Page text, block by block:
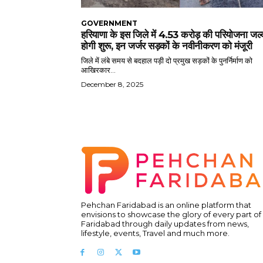
GOVERNMENT
हरियाणा के इस जिले में 4.53 करोड़ की परियोजना
होगी शुरू, इन जर्जर सड़कों के नवीनीकरण को मंजूरी
जिले में लंबे समय से बदहाल पड़ी दो प्रमुख सड़कों के पुनर्निर्माण को
आखिरकार...
December 8, 2025
Pehchan Faridabad is an online platform that
envisions to showcase the glory of every part of
Faridabad through daily updates from news,
lifestyle, events, Travel and much more.